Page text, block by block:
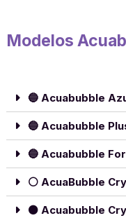
Modelos
🔵 Acuabubble
🔵 Acuabubble
🔵 Acuabubble
⚪ AcuaBubble
⚫ Acuabubble